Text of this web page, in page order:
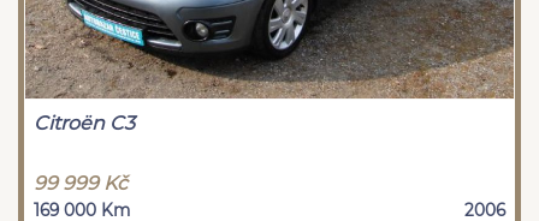
Citroën C3
99 999 Kč
169 000 Km 2006